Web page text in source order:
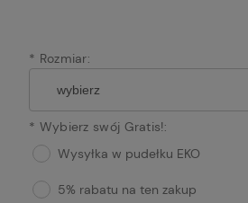
* Rozmiar:
* Wybierz swój Gratis!:
Wysyłka w pudełku EKO
5% rabatu na ten zakup